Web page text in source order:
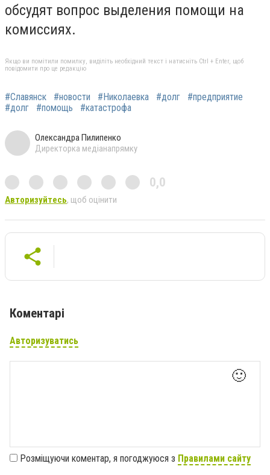
обсудят вопрос выделения помощи на
комиссиях.
Якщо ви помітили помилку, виділіть необхідний текст і натисніть Ctrl + Enter, щоб
повідомити про це редакцію
#Славянск #новости #Николаевка #долг
#предприятие
#долг
#помощь #катастрофа
Олександра Пилипенко
Директорка медіанапрямку
0,0
Авторизуйтесь, щоб оцінити
Коментарі
Авторизуватись
🙂
Розміщуючи коментар, я погоджуюся з Правилами сайту